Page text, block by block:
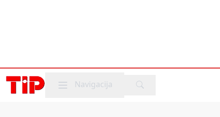
Mobile menu
Navigacija